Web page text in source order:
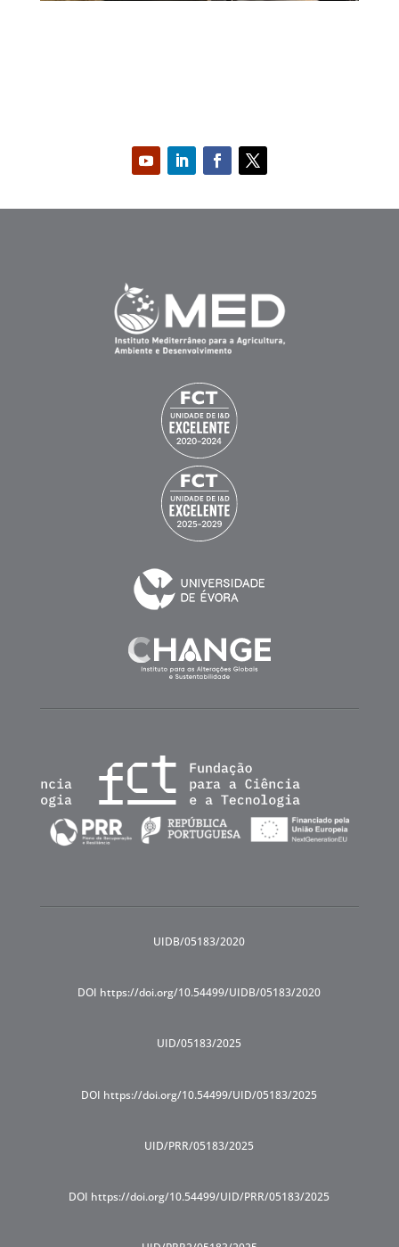
UIDB/05183/2020
DOI https://doi.org/10.54499/UIDB/05183/2020
UID/05183/2025
DOI https://doi.org/10.54499/UID/05183/2025
UID/PRR/05183/2025
DOI https://doi.org/10.54499/UID/PRR/05183/2025